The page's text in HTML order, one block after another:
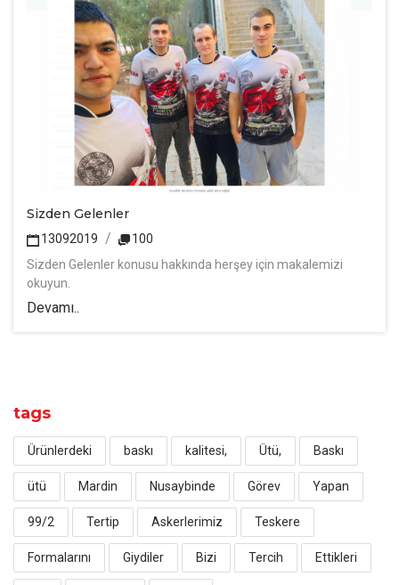
Sizden Gelenler
13092019
100
Sizden Gelenler konusu hakkında herşey için makalemizi
okuyun.
Devamı..
tags
Ürünlerdeki baskı kalitesi, Ütü, Baskı
ütü Mardin Nusaybinde Görev Yapan
99/2 Tertip Askerlerimiz Teskere
Formalarını Giydiler Bizi Tercih Ettikleri